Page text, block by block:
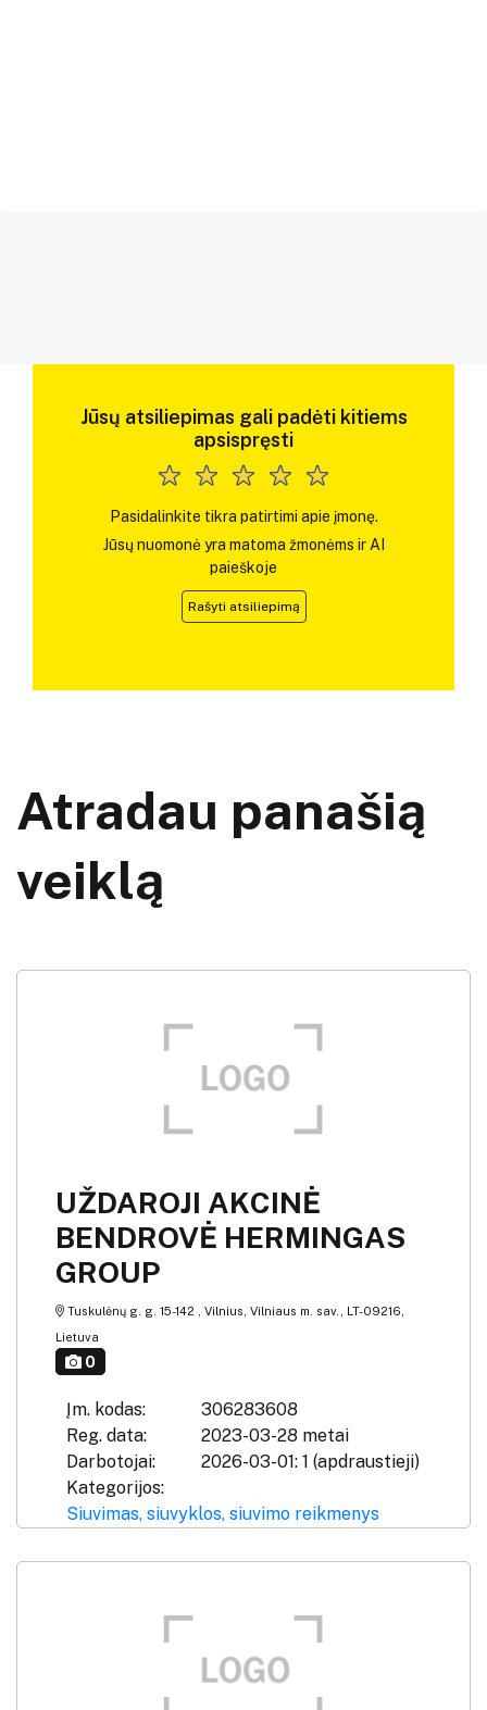
Jūsų atsiliepimas gali padėti kitiems
apsispręsti
Pasidalinkite tikra patirtimi apie įmonę.
Jūsų nuomonė yra matoma žmonėms ir AI
paieškoje
Rašyti atsiliepimą
Atradau panašią
veiklą
UŽDAROJI AKCINĖ
BENDROVĖ HERMINGAS
GROUP
Tuskulėnų g. g. 15-142 , Vilnius, Vilniaus m. sav., LT-09216,
Lietuva
0
Įm. kodas:
306283608
Reg. data:
2023-03-28 metai
Darbotojai:
2026-03-01: 1 (apdraustieji)
Kategorijos:
Siuvimas, siuvyklos, siuvimo reikmenys